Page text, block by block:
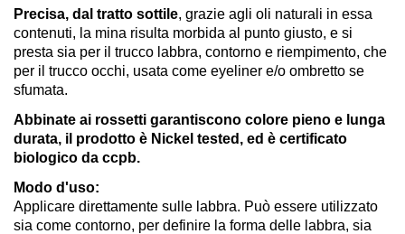
Precisa, dal tratto sottile, grazie agli oli naturali in essa
contenuti, la mina risulta morbida al punto giusto, e si
presta sia per il trucco labbra, contorno e riempimento, che
per il trucco occhi, usata come eyeliner e/o ombretto se
sfumata.
Abbinate ai rossetti garantiscono colore pieno e lunga
durata, il prodotto è Nickel tested, ed è certificato
biologico da ccpb.
Modo d'uso:
Applicare direttamente sulle labbra. Può essere utilizzato
sia come contorno, per definire la forma delle labbra, sia